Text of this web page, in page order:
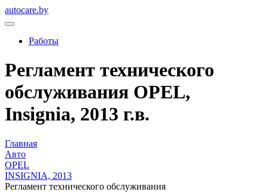
autocare.by
Работы
Регламент технического
обслуживания OPEL,
Insignia, 2013 г.в.
Главная
Авто
OPEL
INSIGNIA, 2013
Регламент технического обслуживания